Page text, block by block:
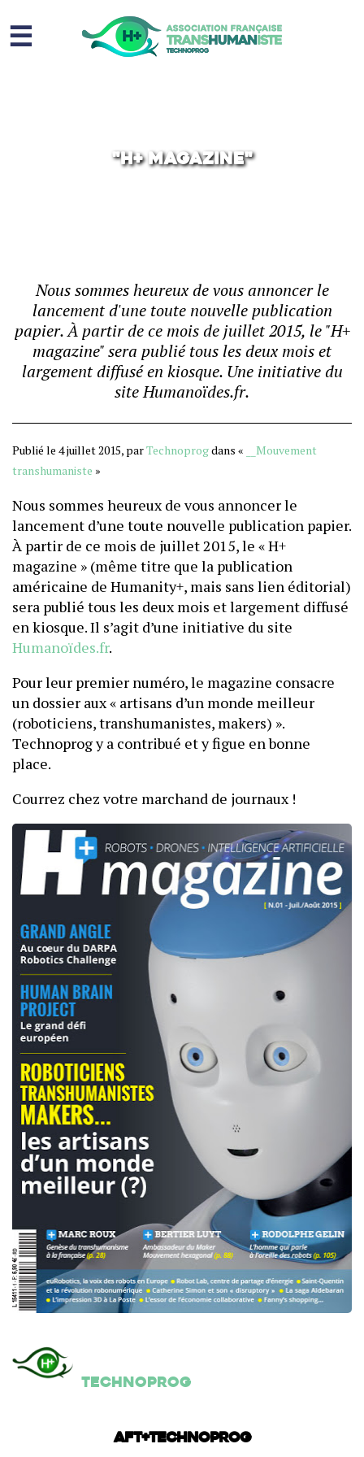
☰
Question sociale
"H+ magazine"
Nous sommes heureux de vous annoncer le
lancement d'une toute nouvelle publication
papier. À partir de ce mois de juillet 2015, le "H+
magazine" sera publié tous les deux mois et
largement diffusé en kiosque. Une initiative du
site Humanoïdes.fr.
Publié le 4 juillet 2015, parTechnoprogdans «
__Mouvement
transhumaniste »
Nous sommes heureux de vous annoncer le
lancement d’une toute nouvelle publication papier.
À partir de ce mois de juillet 2015, le « H+
magazine » (même titre que la publication
américaine de Humanity+, mais sans lien éditorial)
sera publié tous les deux mois et largement diffusé
en kiosque. Il s’agit d’une initiative du site
Humanoïdes.fr.
Pour leur premier numéro, le magazine consacre
un dossier aux « artisans d’un monde meilleur
(roboticiens, transhumanistes, makers) ».
Technoprog y a contribué et y figue en bonne
place.
Courrez chez votre marchand de journaux !
Technoprog
AFT+Technoprog